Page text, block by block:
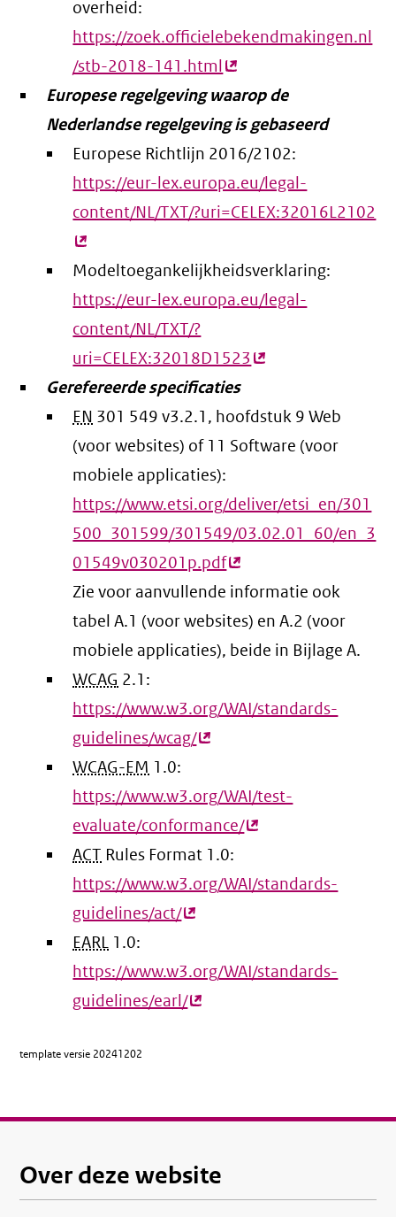
overheid:
https://zoek.officielebekendmakingen.nl
/stb-2018-141.html(externe
link)
Europese regelgeving waarop de
Nederlandse regelgeving is gebaseerd
Europese Richtlijn 2016/2102:
https://eur-lex.europa.eu/legal-
content/NL/TXT/?uri=CELEX:32016L2102
Modeltoegankelijkheidsverklaring:
https://eur-lex.europa.eu/legal-
content/NL/TXT/?
uri=CELEX:32018D1523 (externe
Gerefereerde specificaties
EN 301 549 v3.2.1, hoofdstuk 9 Web
(voor websites) of 11 Software (voor
mobiele applicaties):
https://www.etsi.org/deliver/etsi_en/301
500_301599/301549/03.02.01_60/en_3
01549v030201p.pdf(externe
link)
Zie voor aanvullende informatie ook
tabel A.1 (voor websites) en A.2 (voor
mobiele applicaties), beide in Bijlage A.
WCAG 2.1:
https://www.w3.org/WAI/standards-
guidelines/wcag/(externe
WCAG-EM 1.0:
https://www.w3.org/WAI/test-
evaluate/conformance/(externe
ACT Rules Format 1.0:
https://www.w3.org/WAI/standards-
guidelines/act/(externe
EARL 1.0:
https://www.w3.org/WAI/standards-
guidelines/earl/(externe
template versie 20241202
Over deze website